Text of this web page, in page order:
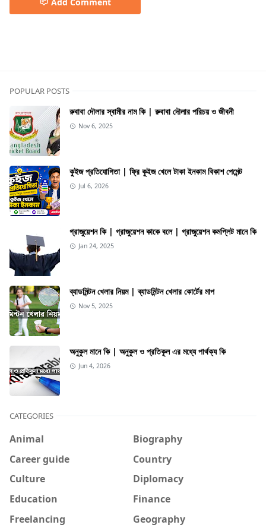
POPULAR POSTS
রুবাবা দৌলার স্বামীর নাম কি | রুবাবা দৌলার পরিচয় ও জীবনী
Nov 6, 2025
কুইজ প্রতিযোগিতা | ফ্রি কুইজ খেলে টাকা ইনকাম বিকাশ পেমেন্ট
Jul 6, 2026
গ্রাজুয়েশন কি | গ্রাজুয়েশন কাকে বলে | গ্রাজুয়েশন কমপ্লিট মানে কি
Jan 24, 2025
ব্যাডমিন্টন খেলার নিয়ম | ব্যাডমিন্টন খেলার কোর্টের মাপ
Nov 5, 2025
অনুকূল মানে কি | অনুকূল ও প্রতিকূল এর মধ্যে পার্থক্য কি
Jun 4, 2026
CATEGORIES
Animal
Biography
Career guide
Country
Culture
Diplomacy
Education
Finance
Freelancing
Geography